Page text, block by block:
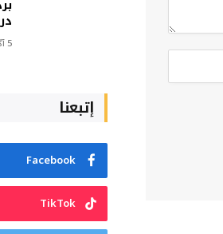
5 آگست 2026
إتبعنا
Facebook
TikTok